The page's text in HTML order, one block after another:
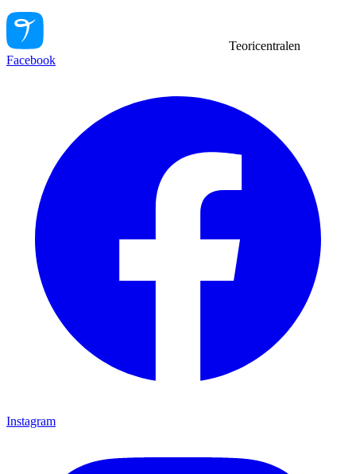
Teoricentralen
Facebook
Instagram